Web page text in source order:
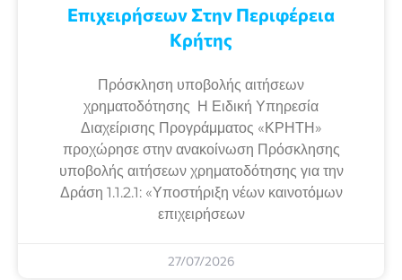
Επιχειρήσεων Στην Περιφέρεια
Κρήτης
Πρόσκληση υποβολής αιτήσεων
χρηματοδότησης Η Ειδική Υπηρεσία
Διαχείρισης Προγράμματος «ΚΡΗΤΗ»
προχώρησε στην ανακοίνωση Πρόσκλησης
υποβολής αιτήσεων χρηματοδότησης για την
Δράση 1.1.2.1: «Υποστήριξη νέων καινοτόμων
επιχειρήσεων
27/07/2026